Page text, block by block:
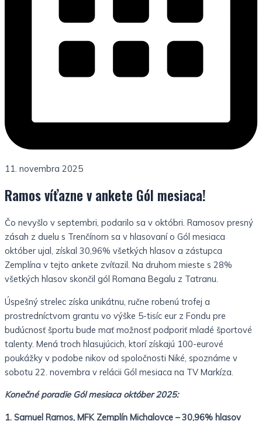
11. novembra 2025
Ramos víťazne v ankete Gól mesiaca!
Čo nevyšlo v septembri, podarilo sa v októbri. Ramosov presný
zásah z duelu s Trenčínom sa v hlasovaní o Gól mesiaca
október ujal, získal 30,96% všetkých hlasov a zástupca
Zemplína v tejto ankete zvíťazil. Na druhom mieste s 28%
všetkých hlasov skončil gól Romana Begalu z Tatranu.
Úspešný strelec získa unikátnu, ručne robenú trofej a
prostredníctvom grantu vo výške 5-tisíc eur z Fondu pre
budúcnosť športu bude mať možnosť podporiť mladé športové
talenty. Mená troch hlasujúcich, ktorí získajú 100-eurové
poukážky v podobe nikov od spoločnosti Niké, spoznáme v
sobotu 22. novembra v relácii Gól mesiaca na TV Markíza.
Konečné poradie Gól mesiaca október 2025:
1. Samuel Ramos, MFK Zemplín Michalovce – 30,96% hlasov